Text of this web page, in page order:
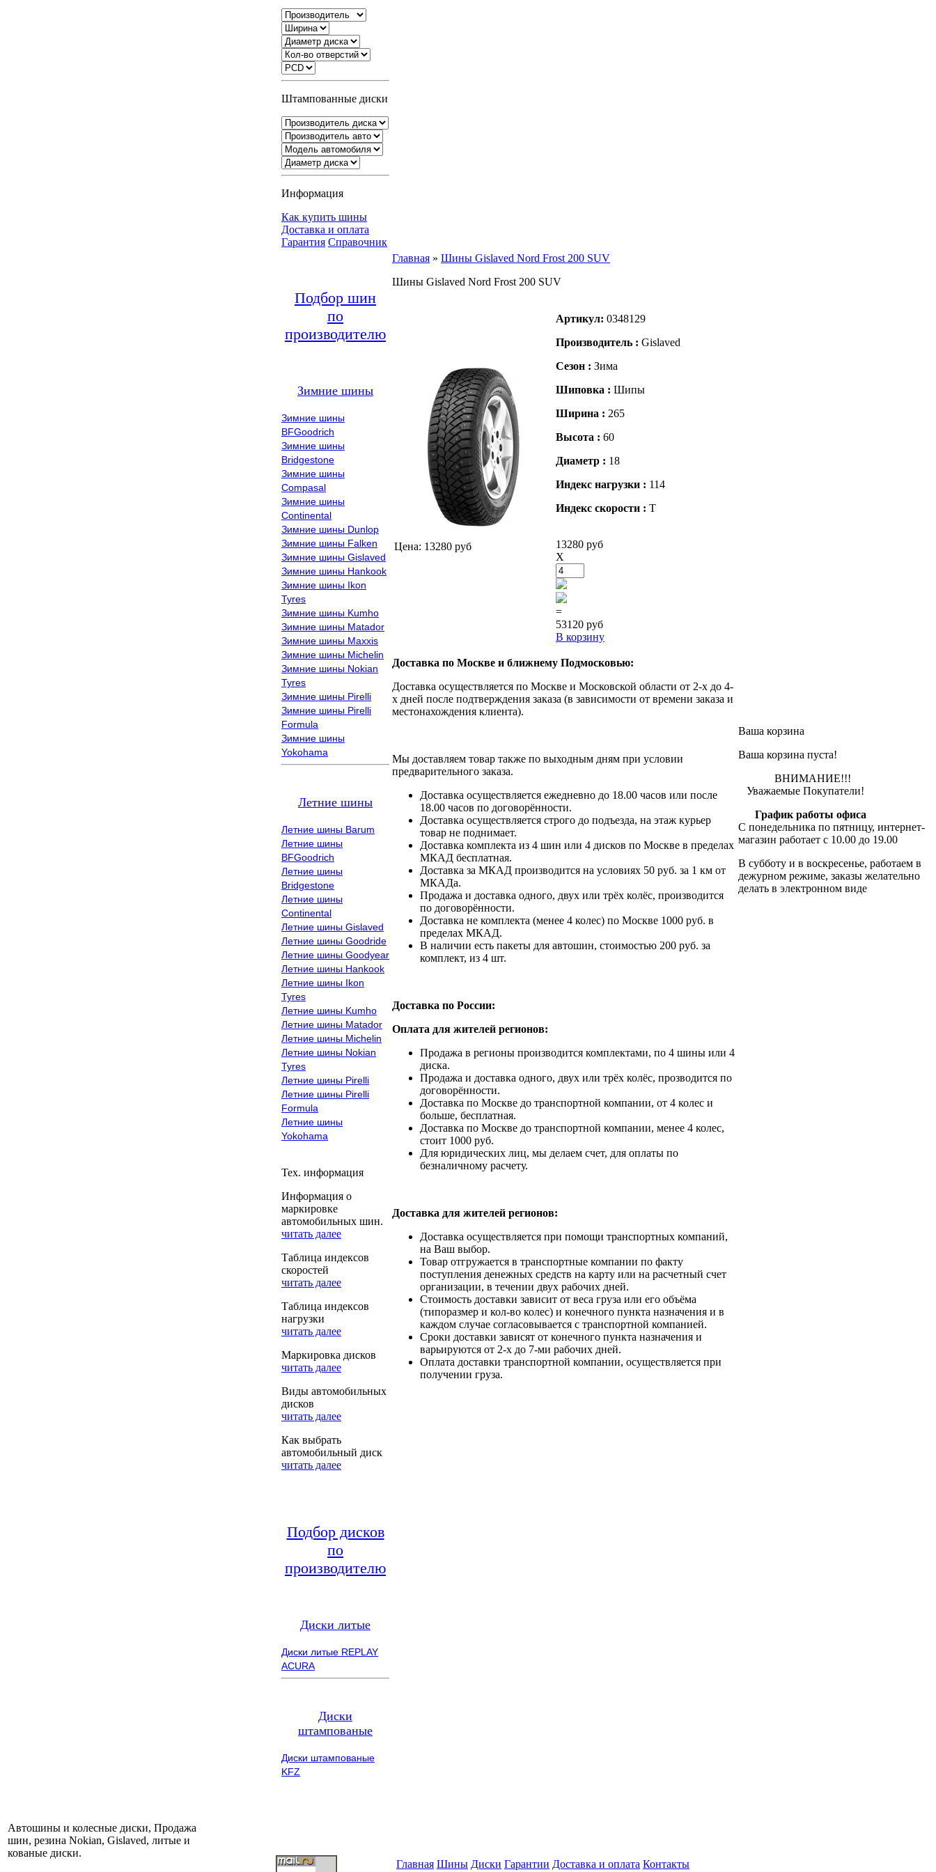
Штампованные диски
Информация
Как купить шины
Доставка и оплата
Гарантия Справочник
Подбор шин
по
производителю
Зимние шины
Зимние шины
BFGoodrich
Зимние шины
Bridgestone
Зимние шины
Compasal
Зимние шины
Continental
Зимние шины Dunlop
Зимние шины Falken
Зимние шины Gislaved
Зимние шины Hankook
Зимние шины Ikon
Tyres
Зимние шины Kumho
Зимние шины Matador
Зимние шины Maxxis
Зимние шины Michelin
Зимние шины Nokian
Tyres
Зимние шины Pirelli
Зимние шины Pirelli
Formula
Зимние шины
Yokohama
Летние шины
Летние шины Barum
Летние шины
BFGoodrich
Летние шины
Bridgestone
Летние шины
Continental
Летние шины Gislaved
Летние шины Goodride
Летние шины Goodyear
Летние шины Hankook
Летние шины Ikon
Tyres
Летние шины Kumho
Летние шины Matador
Летние шины Michelin
Летние шины Nokian
Tyres
Летние шины Pirelli
Летние шины Pirelli
Formula
Летние шины
Yokohama
Тех. информация
Информация о
маркировке
автомобильных шин.
читать далее
Таблица индексов
скоростей
читать далее
Таблица индексов
нагрузки
читать далее
Маркировка дисков
читать далее
Виды автомобильных
дисков
читать далее
Как выбрать
автомобильный диск
читать далее
Подбор дисков
по
производителю
Диски литые
Диски литые REPLAY
ACURA
Диски
штампованые
Диски штампованые
KFZ
Главная » Шины Gislaved Nord Frost 200 SUV
Шины Gislaved Nord Frost 200 SUV
Цена: 13280 руб
Артикул: 0348129
Производитель : Gislaved
Сезон : Зима
Шиповка : Шипы
Ширина : 265
Высота : 60
Диаметр : 18
Индекс нагрузки : 114
Индекс скорости : T
13280 руб
X
=
53120 руб
В корзину
Доставка по Москве и ближнему Подмосковью:
Доставка осуществляется по Москве и Московской области от 2-х до 4-
х дней после подтверждения заказа (в зависимости от времени заказа и
местонахождения клиента).
Мы доставляем товар также по выходным дням при условии
предварительного заказа.
Доставка осуществляется ежедневно до 18.00 часов или после
18.00 часов по договорённости.
Доставка осуществляется строго до подъезда, на этаж курьер
товар не поднимает.
Доставка комплекта из 4 шин или 4 дисков по Москве в пределах
МКАД бесплатная.
Доставка за МКАД производится на условиях 50 руб. за 1 км от
МКАДа.
Продажа и доставка одного, двух или трёх колёс, производится
по договорённости.
Доставка не комплекта (менее 4 колес) по Москве 1000 руб. в
пределах МКАД.
В наличии есть пакеты для автошин, стоимостью 200 руб. за
комплект, из 4 шт.
Доставка по России:
Оплата для жителей регионов:
Продажа в регионы производится комплектами, по 4 шины или 4
диска.
Продажа и доставка одного, двух или трёх колёс, прозводится по
договорённости.
Доставка по Москве до транспортной компании, от 4 колес и
больше, бесплатная.
Доставка по Москве до транспортной компании, менее 4 колес,
стоит 1000 руб.
Для юридических лиц, мы делаем счет, для оплаты по
безналичному расчету.
Доставка для жителей регионов:
Доставка осуществляется при помощи транспортных компаний,
на Ваш выбор.
Товар отгружается в транспортные компании по факту
поступления денежных средств на карту или на расчетный счет
организации, в течении двух рабочих дней.
Стоимость доставки зависит от веса груза или его объёма
(типоразмер и кол-во колес) и конечного пункта назначения и в
каждом случае согласовывается с транспортной компанией.
Сроки доставки зависят от конечного пункта назначения и
варьируются от 2-х до 7-ми рабочих дней.
Оплата доставки транспортной компании, осуществляется при
получении груза.
Ваша корзина
Ваша корзина пуста!
ВНИМАНИЕ!!!
Уважаемые Покупатели!
График работы офиса
С понедельника по пятницу, интернет-
магазин работает с 10.00 до 19.00
В субботу и в воскресенье, работаем в
дежурном режиме, заказы желательно
делать в электронном виде
Автошины и колесные диски, Продажа
шин, резина Nokian, Gislaved, литые и
кованые диски.
Главная Шины Диски Гарантии Доставка и оплата Контакты